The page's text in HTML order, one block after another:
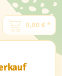
0,00 € *